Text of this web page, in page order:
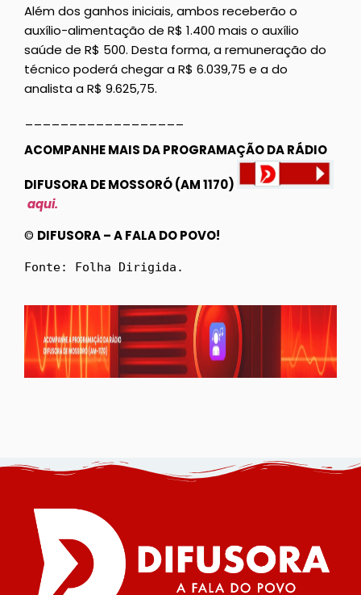
Além dos ganhos iniciais, ambos receberão o
auxílio-alimentação de R$ 1.400 mais o auxílio
saúde de R$ 500. Desta forma, a remuneração do
técnico poderá chegar a R$ 6.039,75 e a do
analista a R$ 9.625,75.
ACOMPANHE MAIS DA PROGRAMAÇÃO DA RÁDIO
DIFUSORA DE MOSSORÓ (AM 1170)
aqui.
© DIFUSORA – A FALA DO POVO!
Fonte: Folha Dirigida.